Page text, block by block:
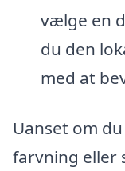
vælge en
du den
med at
Uanset om
farvning eller